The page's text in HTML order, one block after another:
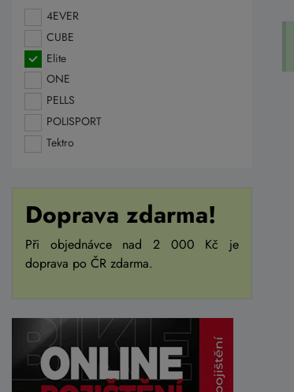
4EVER
CUBE
Elite
ONE
PELLS
POLISPORT
Tektro
Doprava zdarma!
Při objednávce nad 2 000 Kč je
doprava po ČR zdarma.